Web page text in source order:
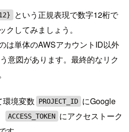
という正規表現で数字12桁で
してみましょう。
は単体のAWSアカウントID以外
意図があります。最終的なリク
環境変数 PROJECT_ID にGoogle
ACCESS_TOKEN にアクセストーク